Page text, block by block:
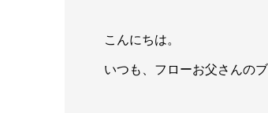
こんにちは。
いつも、フローお父さんの